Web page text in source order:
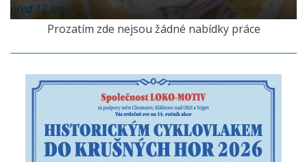
před 12 lety
Prozatím zde nejsou žádné nabídky práce